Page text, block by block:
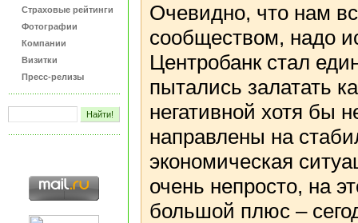
Страховые рейтинги
Фотографии
Компании
Визитки
Пресс-релизы
Очевидно, что нам
сообществом, надо
Центробанк стал
пытались залатать
негативной хотя бы
направлены на
экономическая
очень непросто, на
большой плюс –